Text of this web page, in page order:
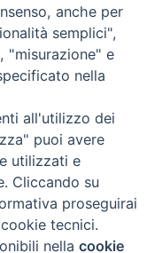
Preferenze Cookie
anche per
semplici",
"misurazione" e
nella
all'utilizzo dei
puoi avere
utilizzati e
Cliccando su
proseguirai
tecnici.
nellacookie